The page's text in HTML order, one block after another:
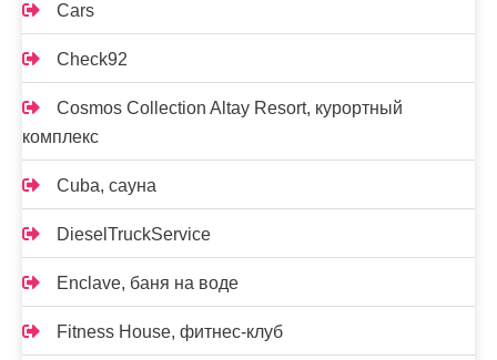
Cars
Check92
Cosmos Collection Altay Resort, курортный
комплекс
Cuba, сауна
DieselTruckService
Enclave, баня на воде
Fitness House, фитнес-клуб